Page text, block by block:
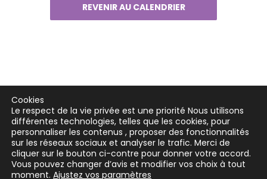
REVENIR AU CALENDRIER
Cookies
Le respect de la vie privée est une priorité Nous utilisons
différentes technologies, telles que les cookies, pour
personnaliser les contenus , proposer des fonctionnalités
sur les réseaux sociaux et analyser le trafic. Merci de
cliquer sur le bouton ci-contre pour donner votre accord.
Vous pouvez changer d’avis et modifier vos choix à tout
moment. Ajustez vos paramètres